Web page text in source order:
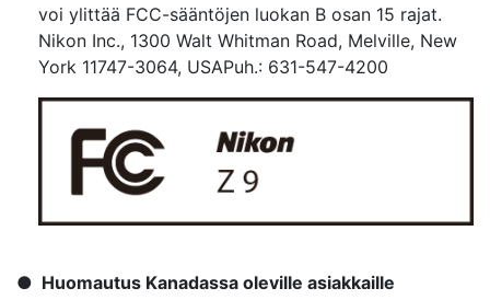
voi ylittää FCC-sääntöjen luokan B osan 15 rajat.
Nikon Inc., 1300 Walt Whitman Road, Melville, New
York 11747-3064, USAPuh.: 631-547-4200
Huomautus Kanadassa oleville asiakkaille